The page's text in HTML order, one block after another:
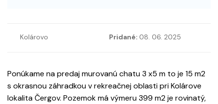
Kolárovo Pridané: 08. 06. 2025
Ponúkame na predaj murovanú chatu 3 x5 m to je 15 m2
s okrasnou záhradkou v rekreačnej oblasti pri Kolárove
lokalita Čergov. Pozemok má výmeru 399 m2 je rovinatý,